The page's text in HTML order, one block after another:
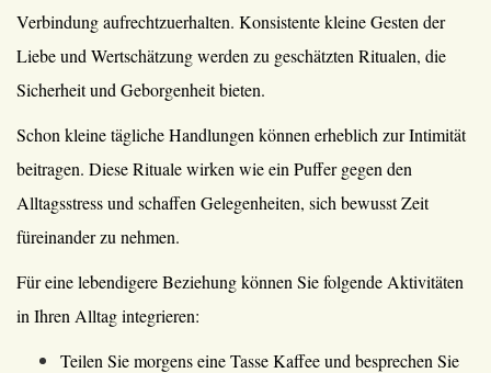
Verbindung aufrechtzuerhalten. Konsistente kleine Gesten der
Liebe und Wertschätzung werden zu geschätzten Ritualen, die
Sicherheit und Geborgenheit bieten.
Schon kleine tägliche Handlungen können erheblich zur Intimität
beitragen. Diese Rituale wirken wie ein Puffer gegen den
Alltagsstress und schaffen Gelegenheiten, sich bewusst Zeit
füreinander zu nehmen.
Für eine lebendigere Beziehung können Sie folgende Aktivitäten
in Ihren Alltag integrieren:
Teilen Sie morgens eine Tasse Kaffee und besprechen Sie